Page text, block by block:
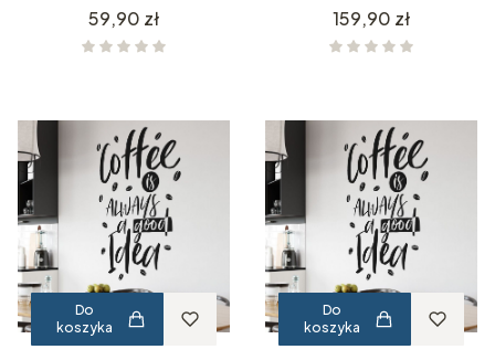
Cena
59,90 zł
Cena
159,90 zł
Do
koszyka
Do
koszyka